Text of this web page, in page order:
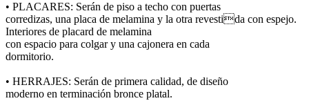
• PLACARES: Serán de piso a techo con puertas
corredizas, una placa de melamina y la otra revestida con espejo.
Interiores de placard de melamina
con espacio para colgar y una cajonera en cada
dormitorio.
• HERRAJES: Serán de primera calidad, de diseño
moderno en terminación bronce platal.